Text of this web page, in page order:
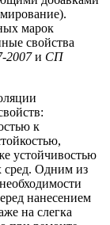
марок
свойства
2007и СП
к
устойчивостью
сред. Одним из
нанесением
на слегка